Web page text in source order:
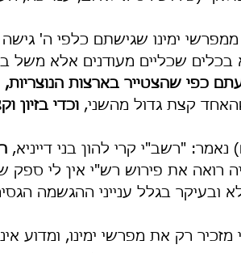
ימינו שגישתם כלפי ה' גישה
בכלים שכליים מעודנים אלא משל
כפי שהצטייר בארצות הנוצריות,
קצת גדול מהשני, וכדי בזיון
"רשב"י קרי להון בני דייניא,
רואה את פירוש רש"י אין לי
ובעיקר בגלל ענייני ההגשמה
מזכיר רק את מפרשי ימינו, ומדוע